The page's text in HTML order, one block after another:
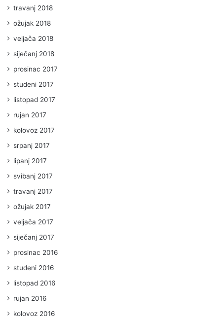
travanj 2018
ožujak 2018
veljača 2018
siječanj 2018
prosinac 2017
studeni 2017
listopad 2017
rujan 2017
kolovoz 2017
srpanj 2017
lipanj 2017
svibanj 2017
travanj 2017
ožujak 2017
veljača 2017
siječanj 2017
prosinac 2016
studeni 2016
listopad 2016
rujan 2016
kolovoz 2016